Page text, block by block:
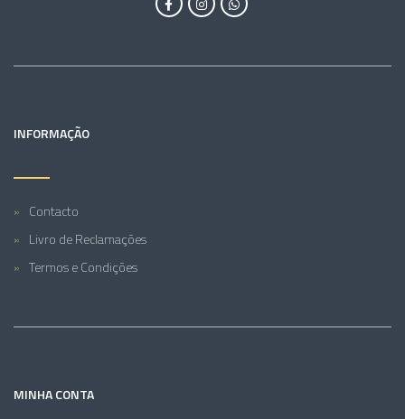
INFORMAÇÃO
Contacto
Livro de Reclamações
Termos e Condições
MINHA CONTA